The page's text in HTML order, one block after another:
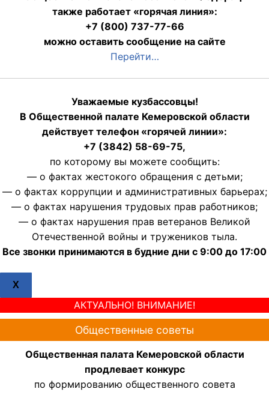
также работает «горячая линия»:
+7 (800) 737-77-66
можно оставить сообщение на сайте
Перейти…
Уважаемые кузбассовцы!
В Общественной палате Кемеровской области
действует телефон «горячей линии»:
+7 (3842) 58-69-75,
по которому вы можете сообщить:
— о фактах жестокого обращения с детьми;
— о фактах коррупции и административных барьерах;
— о фактах нарушения трудовых прав работников;
— о фактах нарушения прав ветеранов Великой
Отечественной войны и тружеников тыла.
Все звонки принимаются в будние дни с 9:00 до 17:00
X
АКТУАЛЬНО! ВНИМАНИЕ!
Общественные советы
Общественная палата Кемеровской области
продлевает конкурс
по формированию общественного совета